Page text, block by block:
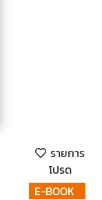
รายการ
โปรด
E-BOOK